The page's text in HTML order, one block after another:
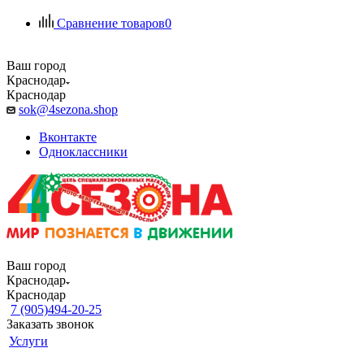
Сравнение товаров0
Ваш город
Краснодар
Краснодар
sok@4sezona.shop
Вконтакте
Одноклассники
Ваш город
Краснодар
Краснодар
7 (905)494-20-25
Заказать звонок
Услуги